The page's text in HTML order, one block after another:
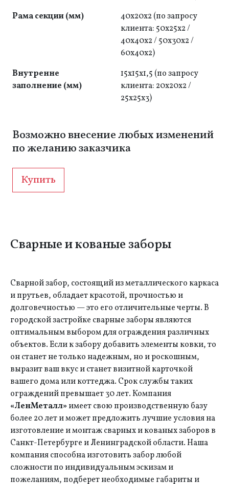
Рама секции (мм)
40x20x2 (по запросу
клиента: 50x25x2 /
40x40x2 / 50x30x2 /
60x40x2)
Внутренне
заполнение (мм)
15х15х1,5 (по запросу
клиента: 20x20х2 /
25х25х3)
Возможно внесение любых изменений
по желанию заказчика
Купить
Сварные и кованые заборы
Сварной забор, состоящий из металлического каркаса
и прутьев, обладает красотой, прочностью и
долговечностью — это его отличительные черты. В
городской застройке сварные заборы являются
оптимальным выбором для ограждения различных
объектов. Если к забору добавить элементы ковки, то
он станет не только надежным, но и роскошным,
выразит ваш вкус и станет визитной карточкой
вашего дома или коттеджа. Срок службы таких
ограждений превышает 30 лет. Компания
«ЛенМеталл»имеет свою производственную базу
более 20 лет и может предложить лучшие условия на
изготовление и монтаж сварных и кованых заборов в
Санкт-Петербурге и Ленинградской области. Наша
компания способна изготовить забор любой
сложности по индивидуальным эскизам и
пожеланиям, подберет необходимые габариты и